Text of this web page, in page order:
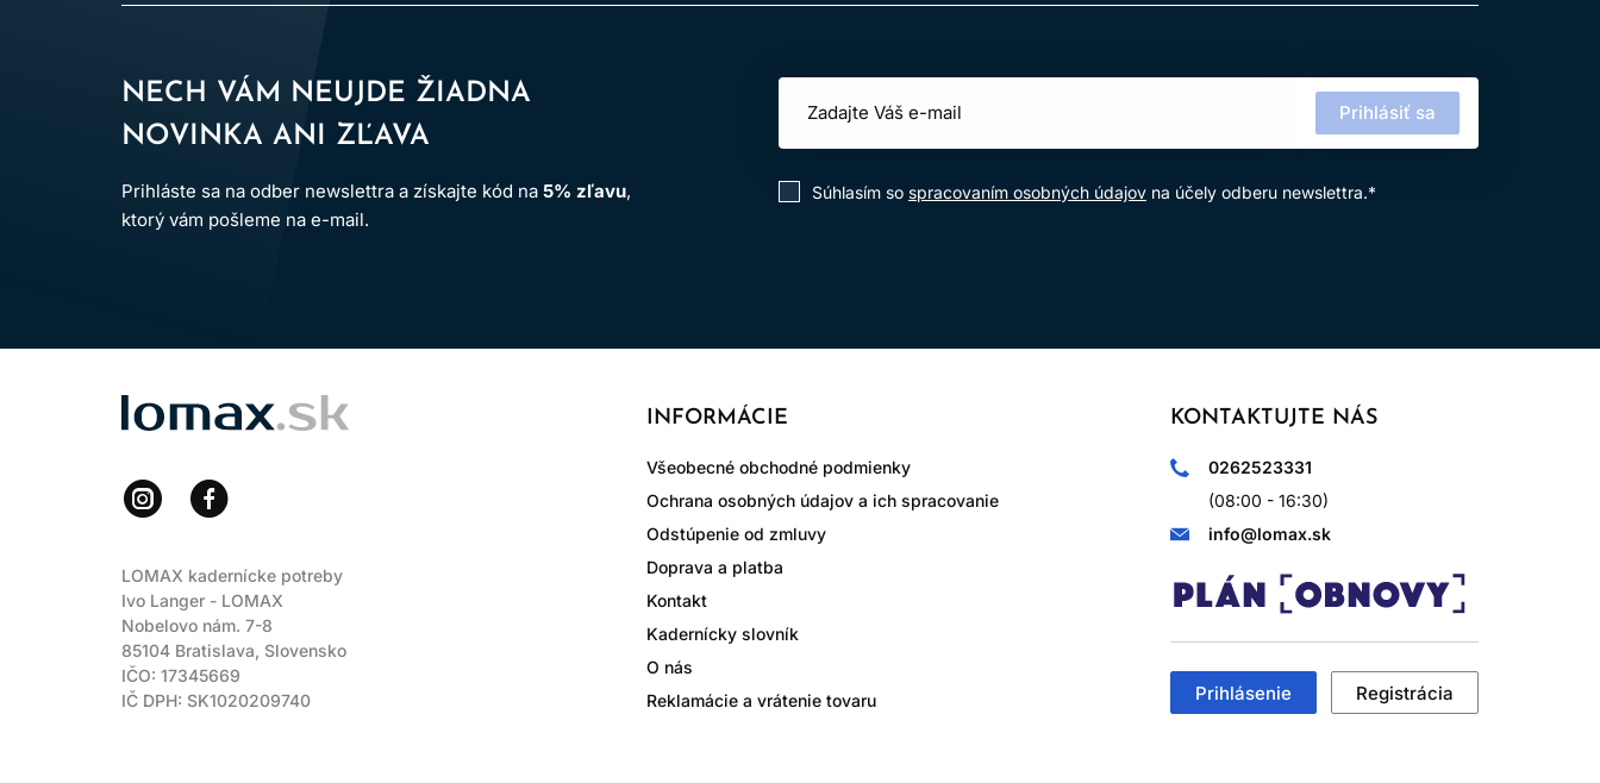
NECH VÁM NEUJDE ŽIADNA
NOVINKA ANI ZĽAVA
Prihláste sa na odber newslettra a získajte kód na 5% zľavu,
ktorý vám pošleme na e-mail.
Prihlásiť sa
Súhlasím so spracovaním osobných údajov na účely odberu newslettra.*
LOMAX
LOMAX kadernícke potreby
Ivo Langer - LOMAX
Nobelovo nám. 7-8
85104 Bratislava, Slovensko
IČO: 17345669
IČ DPH: SK1020209740
KONTAKTUJTE NÁS
0262523331
(08:00 - 16:30)
info@lomax.sk
Prihlásenie Registrácia
INFORMÁCIE
Všeobecné obchodné podmienky
Ochrana osobných údajov a ich spracovanie
Odstúpenie od zmluvy
Doprava a platba
Kontakt
Kadernícky slovník
O nás
Reklamácie a vrátenie tovaru